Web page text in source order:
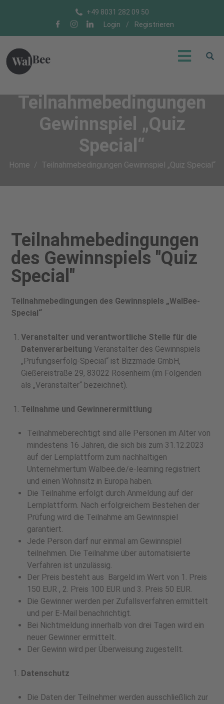
+49 8031 282 09 50
Login
/ Registrieren
Teilnahmebedingungen
Gewinnspiel „Quiz
Special“
Home Teilnahmebedingungen Gewinnspiel „Quiz Special“
Teilnahmebedingungen
des Gewinnspiels "Quiz
Special"
Teilnahmebedingungen des Gewinnspiels „WalBee-
Special“
Veranstalter und verantwortliche Stelle für die
Datenverarbeitung Veranstalter des Gewinnspiels
„Prüfungserfolg-Special“ ist Bizzmade GmbH,
Gießereistraße 29, 83022 Rosenheim (im Folgenden
als „Veranstalter“ bezeichnet).
Teilnahme und Gewinnerermittlung
Teilnahmeberechtigt sind alle Personen im Alter von
mindestens 16 Jahren, die sich bis zum 31.12.2023
auf der Lernplattform zum nachhaltigen
Unternehmertum Walbee.de/e-learning registriert
und einen Wohnsitz in Europa haben.
Die Teilnahme erfolgt durch Anmeldung auf der
Lernplattform. Nach erfolgreichem Bestehen der
Prüfung wird die Teilnahme am Gewinnspiel
garantiert.
Jede Person darf nur einmal am Gewinnspiel
teilnehmen. Die Teilnahme über automatisierte
Verfahren ist unzulässig.
Der Preis besteht aus Bargeld im Wert von 1. Preis
150 EUR , 2. Preis 100 EUR und 3. Preis 50 EUR.
Die Gewinner werden per Zufallsverfahren ermittelt
und per E-Mail benachrichtigt.
Bei Nichtmeldung innerhalb von drei Tagen wird ein
neuer Gewinner ermittelt.
Der Gewinn wird per Überweisung zugestellt.
Datenschutz
Die Daten der Teilnehmer werden ausschließlich zur